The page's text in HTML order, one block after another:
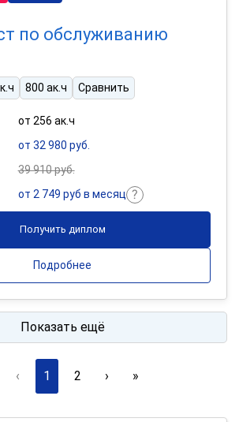
по обслуживанию
800 ак.ч Сравнить
от 256 ак.ч
от 32 980 руб.
39 910 руб.
от 2 749 руб в месяц
Получить диплом
Подробнее
Показать ещё
‹ 1 2 › »